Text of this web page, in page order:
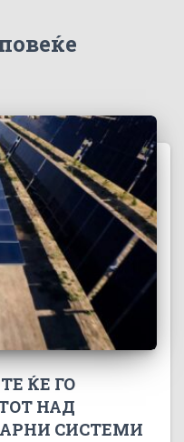
ЌЕ ГО
НАД
СИСТЕМИ